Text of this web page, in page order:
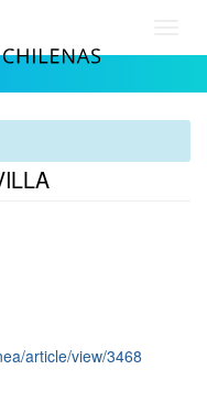
article/view/3468